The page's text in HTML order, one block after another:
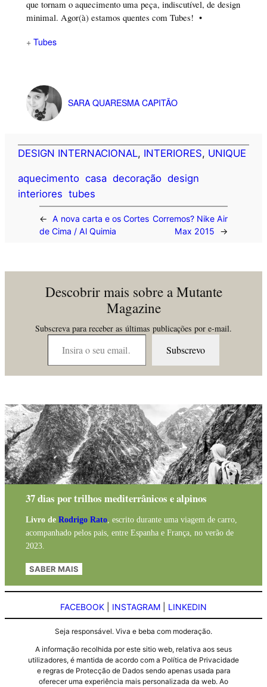
que tornam o aquecimento uma peça, indiscutível, de design
minimal. Agor(à) estamos quentes com Tubes! •
+ Tubes
SARA QUARESMA CAPITÃO
DESIGN INTERNACIONAL, INTERIORES, UNIQUE
aquecimento casa decoração design
interiores tubes
←
A nova carta e os Cortes
de Cima / Al Quimia
Corremos? Nike Air
Max 2015
→
Descobrir mais sobre a Mutante
Magazine
Subscreva para receber as últimas publicações por e-mail.
Insira o seu email…
Subscrevo
37 dias por trilhos mediterrânicos e alpinos
Livro de Rodrigo Rato, escrito durante uma viagem de carro,
acompanhado pelos pais, entre Espanha e França, no verão de
2023.
SABER MAIS
FACEBOOK INSTAGRAM LINKEDIN
Seja responsável. Viva e beba com moderação.
A informação recolhida por este sitio web, relativa aos seus
utilizadores, é mantida de acordo com a Política de Privacidade
e regras de Protecção de Dados sendo apenas usada para
oferecer uma experiência mais personalizada da web. Ao